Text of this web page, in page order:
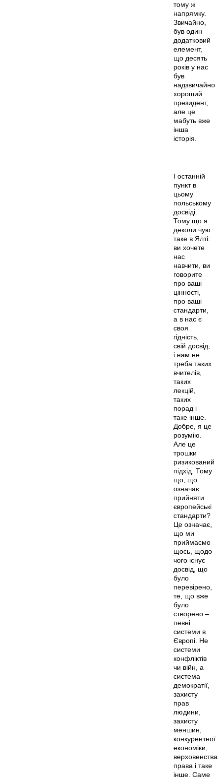
тому ж
напрямку.
Звичайно,
був один
додатковий
елемент,
що десять
років у нас
був
надзвичайно
хороший
президент,
але це
мабуть вже
інша
історія.
І останній
пункт в
цьому
польському
досвіді.
Тому що я
деколи чую
таке в Ялті:
ви хочете
нас
навчити, ви
говорите
про ваші
цінності,
про ваші
стандарти,
а в нас є
своя
гідність,
свій досвід,
і нам не
треба таких
вчителів,
таких
лекцій,
таких
порад і
таке інше.
Добре, я це
розумію.
Але це
трошки
ризикований
підхід. Тому
що, що
означає
прийняти
європейські
стандарти?
Це означає,
що ми
приймаємо
щось, щодо
чого існує
досвід, що
було
перевірено,
те, що вже
було
створено –
певні
системи в
Європі. Не
системи
конфліктів
чи війн, а
система
демократії,
захисту
прав
людини,
захисту
меншин,
конкурентної
економіки,
верховенства
права і таке
інше. Саме